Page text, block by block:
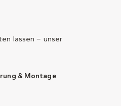
lassen – unser
& Montage